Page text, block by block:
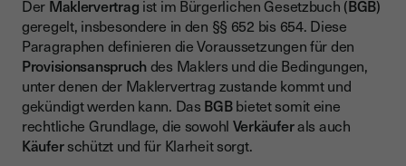
Der Maklervertrag ist im Bürgerlichen Gesetzbuch (BGB)
geregelt, insbesondere in den §§ 652 bis 654. Diese
Paragraphen definieren die Voraussetzungen für den
Provisionsanspruchdes Maklers und die Bedingungen,
unter denen der Maklervertrag zustande kommt und
gekündigt werden kann. Das BGBbietet somit eine
rechtliche Grundlage, die sowohl Verkäuferals auch
Käuferschützt und für Klarheit sorgt.